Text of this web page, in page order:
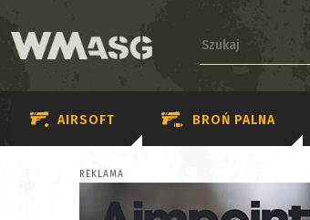
AIRSOFT BROŃ PALNA
REKLAMA